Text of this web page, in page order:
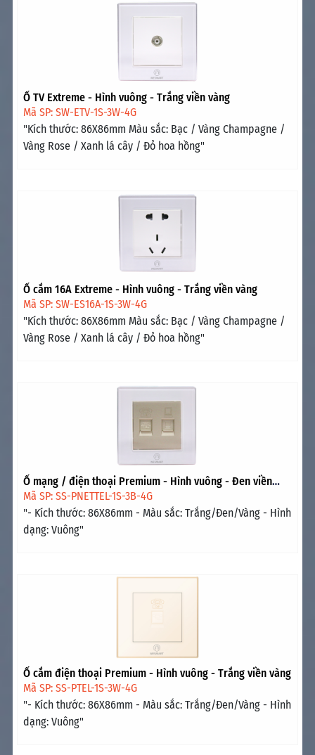
Ổ TV Extreme - Hình vuông - Trắng viền vàng
Mã SP: SW-ETV-1S-3W-4G
"Kích thước: 86X86mm Màu sắc: Bạc / Vàng Champagne /
Vàng Rose / Xanh lá cây / Đỏ hoa hồng"
Ổ cắm 16A Extreme - Hình vuông - Trắng viền vàng
Mã SP: SW-ES16A-1S-3W-4G
"Kích thước: 86X86mm Màu sắc: Bạc / Vàng Champagne /
Vàng Rose / Xanh lá cây / Đỏ hoa hồng"
Ổ mạng / điện thoại Premium - Hình vuông - Đen viền
vàng
Mã SP: SS-PNETTEL-1S-3B-4G
"- Kích thước: 86X86mm - Màu sắc: Trắng/Đen/Vàng - Hình
dạng: Vuông"
Ổ cắm điện thoại Premium - Hình vuông - Trắng viền vàng
Mã SP: SS-PTEL-1S-3W-4G
"- Kích thước: 86X86mm - Màu sắc: Trắng/Đen/Vàng - Hình
dạng: Vuông"